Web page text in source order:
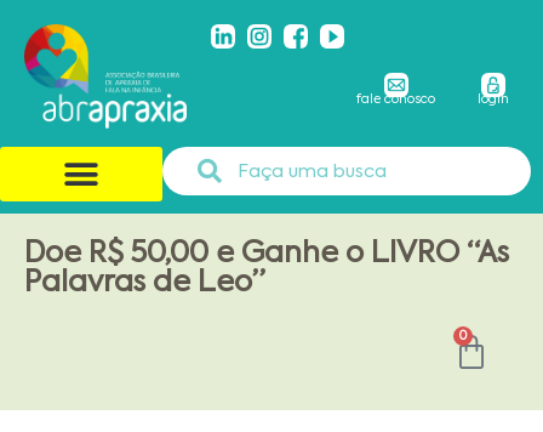
fale conosco login
Doe R$ 50,00 e Ganhe o LIVRO “As
Palavras de Leo”
0